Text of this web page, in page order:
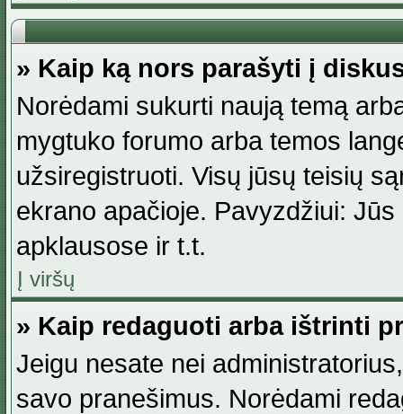
» Kaip ką nors parašyti į
Norėdami sukurti naują temą
mygtuko forumo arba temos
užsiregistruoti. Visų jūsų teisių
ekrano apačioje. Pavyzdžiui:
apklausose ir t.t.
Į viršų
» Kaip redaguoti arba ištrinti
Jeigu nesate nei
savo pranešimus. Norėdami